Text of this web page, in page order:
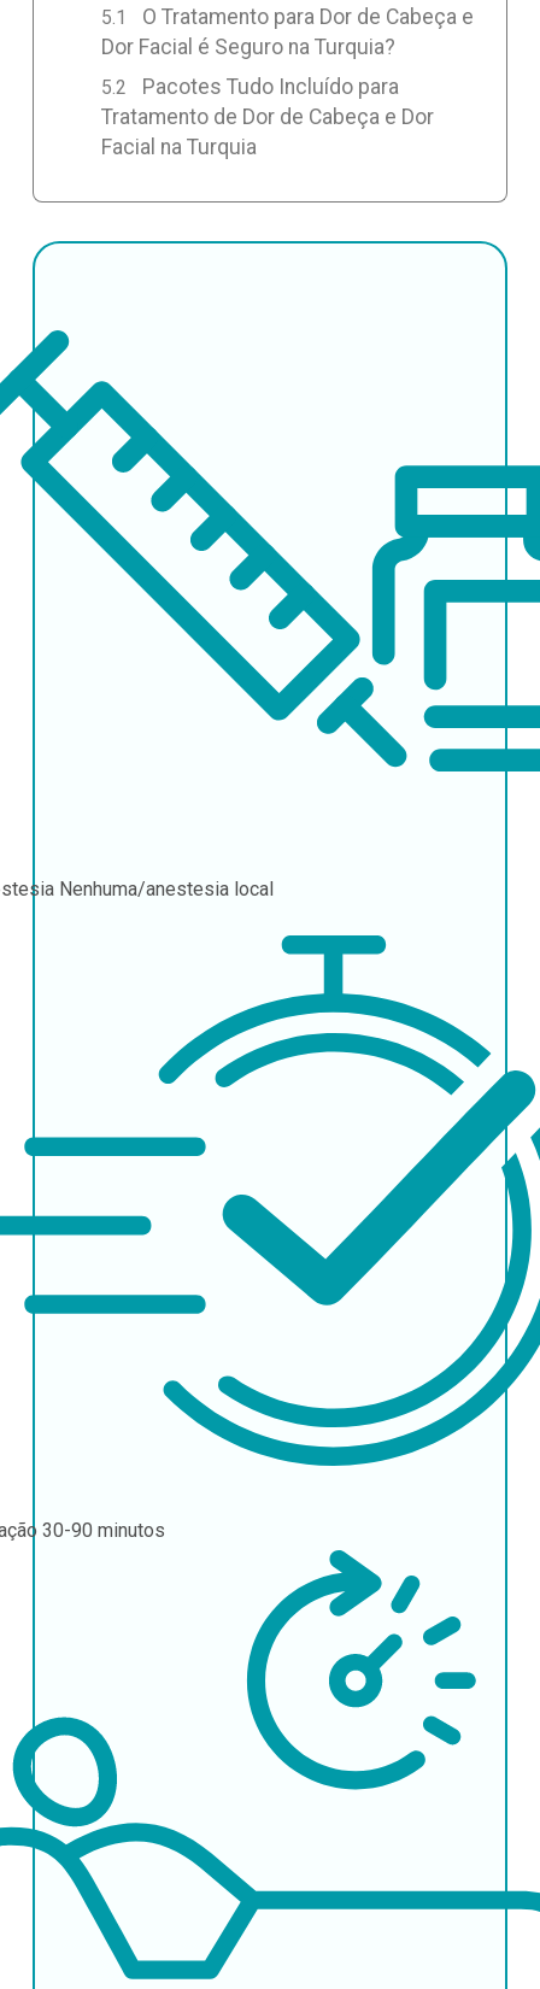
O Tratamento para Dor de Cabeça e
Dor Facial é Seguro na Turquia?
Pacotes Tudo Incluído para
Tratamento de Dor de Cabeça e Dor
Facial na Turquia
Nenhuma/anestesia local
30-90 minutos